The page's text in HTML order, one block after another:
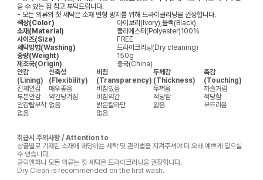
을 수 있는 점 참고 부탁드립니다.
- 모든 의류의 첫 세탁은 소재 변형 방지를 위해 드라이클리닝을 권장합니다.
색상(Color)
아이보리(Ivory),블랙(Black)
소재(Material)
폴리에스터(Polyester)100%
사이즈(Size)
FREE
세탁방법(Washing)
드라이크리닝(Dry cleaning)
중량(Weight)
150g
제조국(Origin)
중국(China)
안감
(Lining)
신축성
(Flexibility)
비침
(Transparency)
두께감
(Thickness)
촉감
(Touching)
전체안감
매우좋음 비침있음 두꺼움
까슬거림
부분안감
약간당겨짐 비침약간 적당함
적당함
안감탈부착 없음 밝은칼라만 얇음
부드러움
없음
없음
취급시 주의사항 / Attention to
상품별로 기재된 소재에 해당하는 세탁 및 관리법을 지켜주셔야 더 오래 예쁘게 입으실
수 있습니다.
클릭앤퍼니 모든 의류는 첫 세탁은 드라이크리닝을 권장합니다.
Dry Clean is recommended on the first wash.